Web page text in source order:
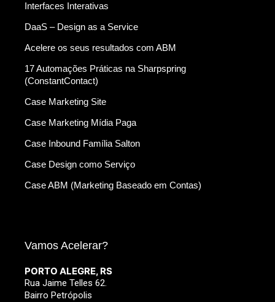
Interfaces Interativas
DaaS – Design as a Service
Acelere os seus resultados com ABM
17 Automações Práticas na Sharpspring
(ConstantContact)
Case Marketing Site
Case Marketing Mídia Paga
Case Inbound Família Salton
Case Design como Serviço
Case ABM (Marketing Baseado em Contas)
Vamos Acelerar?
PORTO ALEGRE, RS
Rua Jaime Telles 62.
Bairro Petrópolis